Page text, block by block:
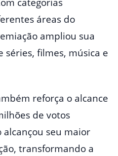
áreas do
ampliou sua
séries, filmes, música e
reforça o alcance
de votos
seu maior
transformando a